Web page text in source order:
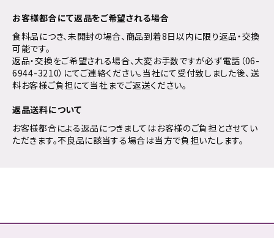
お客様都合にて返品をご希望される場合
食料品につき、未開封の場合、商品到着8日以内に限り返品・交換
可能です。
返品・交換をご希望される場合、大変お手数ですが必ず電話（06-
6944-3210）にてご連絡ください。当社にて受付致しました後、送
料お客様ご負担にて当社までご返送ください。
返品送料について
お客様都合による返品につきましてはお客様のご負担とさせてい
ただきます。不良品に該当する場合は当方で負担いたします。